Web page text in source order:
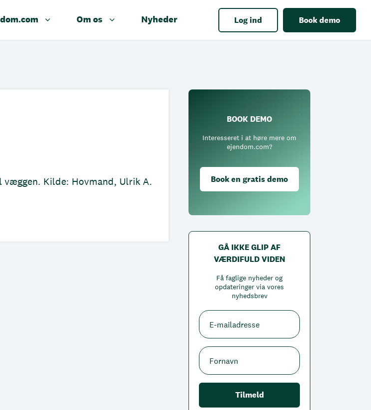
Om os Nyheder Log ind Book demo
Kilde: Hovmand, Ulrik A.
BOOK DEMO
Interesseret i at høre mere om
ejendom.com?
Book en gratis demo
GÅ IKKE GLIP AF
VÆRDIFULD VIDEN
Få faglige nyheder og
opdateringer via vores
nyhedsbrev